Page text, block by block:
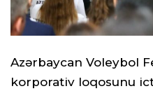
Azərbaycan Voleybol
korporativ loqosunu